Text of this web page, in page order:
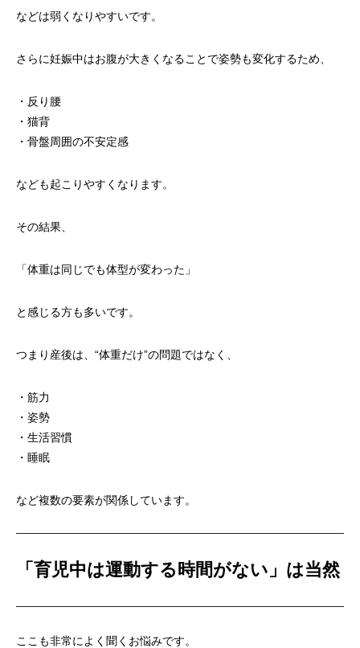
などは弱くなりやすいです。
さらに妊娠中はお腹が大きくなることで姿勢も変化するため、
・反り腰
・猫背
・骨盤周囲の不安定感
なども起こりやすくなります。
その結果、
「体重は同じでも体型が変わった」
と感じる方も多いです。
つまり産後は、“体重だけ”の問題ではなく、
・筋力
・姿勢
・生活習慣
・睡眠
など複数の要素が関係しています。
「育児中は運動する時間がない」は当然
ここも非常によく聞くお悩みです。